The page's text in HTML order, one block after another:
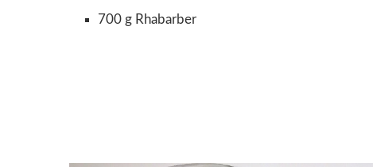
700 g Rhabarber